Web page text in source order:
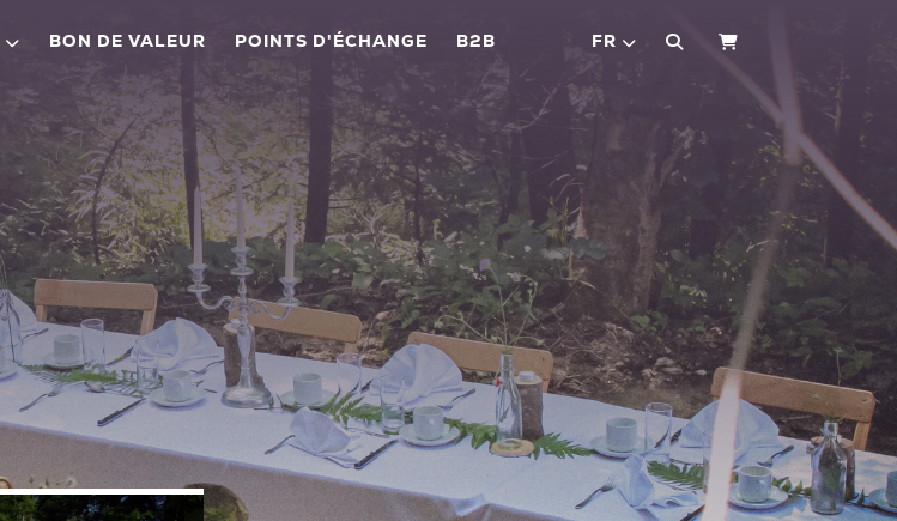
BON DE VALEUR POINTS D'ÉCHANGE B2B FR PANIER